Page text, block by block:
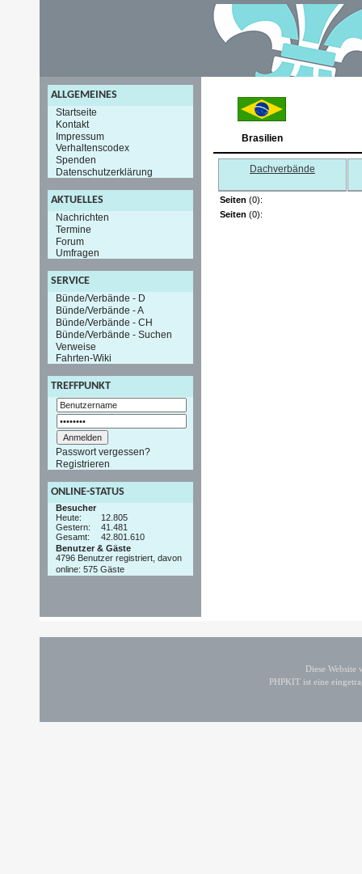
ALLGEMEINES
Startseite
Kontakt
Impressum
Verhaltenscodex
Spenden
Datenschutzerklärung
AKTUELLES
Nachrichten
Termine
Forum
Umfragen
SERVICE
Bünde/Verbände - D
Bünde/Verbände - A
Bünde/Verbände - CH
Bünde/Verbände - Suchen
Verweise
Fahrten-Wiki
TREFFPUNKT
Passwort vergessen?
Registrieren
ONLINE-STATUS
Besucher
Heute:
12.805
Gestern:
41.481
Gesamt:
42.801.610
Benutzer & Gäste
4796 Benutzer registriert, davon
online: 575 Gäste
Brasilien
Dachverbände
Seiten (0):
Seiten (0):
Diese
PHPKIT ist eine